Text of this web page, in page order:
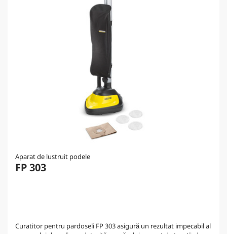
Aparat de lustruit podele
FP 303
Curatitor pentru pardoseli FP 303 asigură un rezultat impecabil al